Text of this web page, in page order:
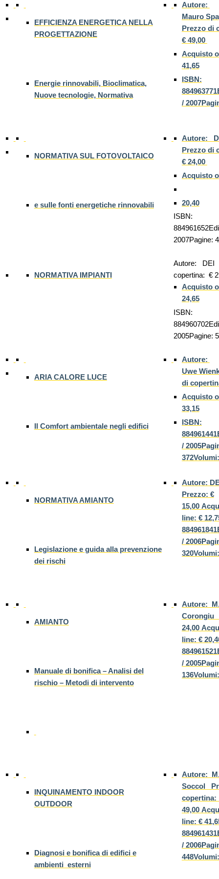
EFFICIENZA ENERGETICA NELLA
PROGETTAZIONE
Energie rinnovabili, Bioclimatica,
Nuove tecnologie, Normativa
Autore:
Mauro
Prezzo di
€ 49,00
Acquisto
41,65
ISBN:
/
NORMATIVA SUL FOTOVOLTAICO
e sulle fonti energetiche rinnovabili
Autore:
Prezzo di
€ 24,00
Acquisto
20,40
ISBN:
2007Pagine:
NORMATIVA IMPIANTI
Autore:
copertina: €
Acquisto
24,65
ISBN:
2005Pagine:
ARIA CALORE LUCE
Il Comfort ambientale negli edifici
Autore:
Uwe
di
Acquisto
33,15
ISBN:
/
NORMATIVA AMIANTO
Legislazione e guida alla prevenzione
dei rischi
Autore:
Prezzo: €
15,00
line: €
/
AMIANTO
Manuale di bonifica – Analisi del
rischio – Metodi di intervento
Autore:
Corongiu
24,00
line: €
/
INQUINAMENTO INDOOR
OUTDOOR
Diagnosi e bonifica di edifici e
ambienti esterni
Autore:
Soccol
copertina:
49,00
line: €
/